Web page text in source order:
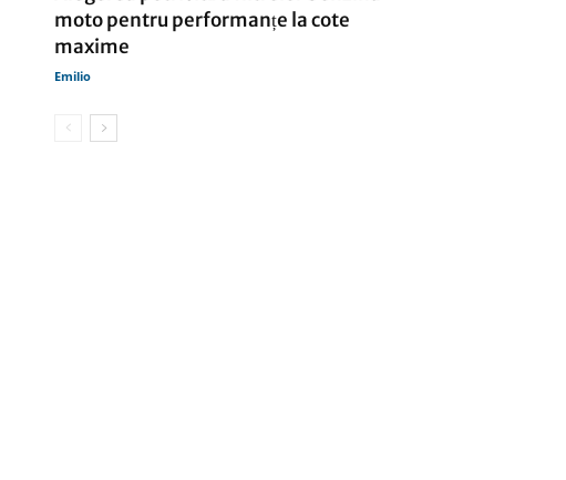
moto pentru performanțe la cote
maxime
Emilio